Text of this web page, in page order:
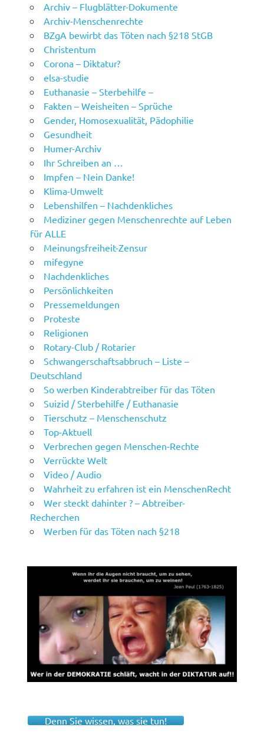
Archiv – Flugblätter-Dokumente
Archiv-Menschenrechte
BZgA bewirbt das Töten nach §218 StGB
Christentum
Corona – Diktatur?
elsa-studie
Euthanasie – Sterbehilfe –
Fakten – Weisheiten – Sprüche
Gender, Homosexualität, Pädophilie
Gesundheit
Humer-Archiv
Ihr Schreiben an …
Impfen – Nein Danke!
Klima-Umwelt
Lebenshilfen – Nachdenkliches
Mediziner gegen Menschenrechte auf Leben
für ALLE
Meinungsfreiheit-Zensur
mifegyne
Nachdenkliches
Persönlichkeiten
Pressemeldungen
Proteste
Religionen
Rotary-Club / Rotarier
Schwangerschaftsabbruch – Liste –
Deutschland
So werben Kinderabtreiber für das Töten
Suizid / Sterbehilfe / Euthanasie
Tierschutz – Menschenschutz
Top-Aktuell
Verbrechen gegen Menschen-Rechte
Verrückte Welt
Video / Audio
Wahrheit zu erfahren ist ein MenschenRecht
Wer steckt dahinter ? – Abtreiber-
Recherchen
Werben für das Töten nach §218
Denn Sie wissen, was sie tun!